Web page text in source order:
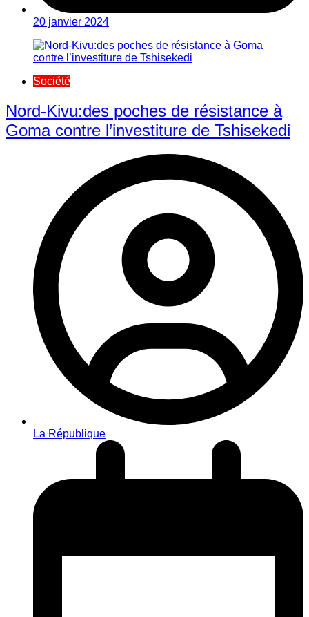
20 janvier 2024
Société
Nord-Kivu:des poches de résistance à
Goma contre l’investiture de Tshisekedi
La République